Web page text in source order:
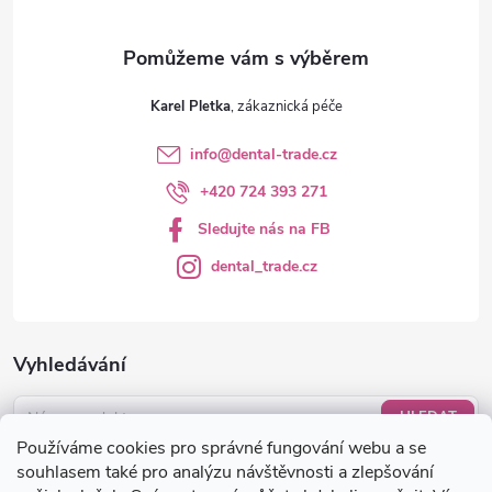
Používáme cookies pro správné fungování webu a se
souhlasem také pro analýzu návštěvnosti a zlepšování
Vyhledávání
HLEDAT
Nákupní košík
Karel Pletka
info@dental-trade.cz
+420 724 393 271
Sledujte nás na FB
dental_trade.cz